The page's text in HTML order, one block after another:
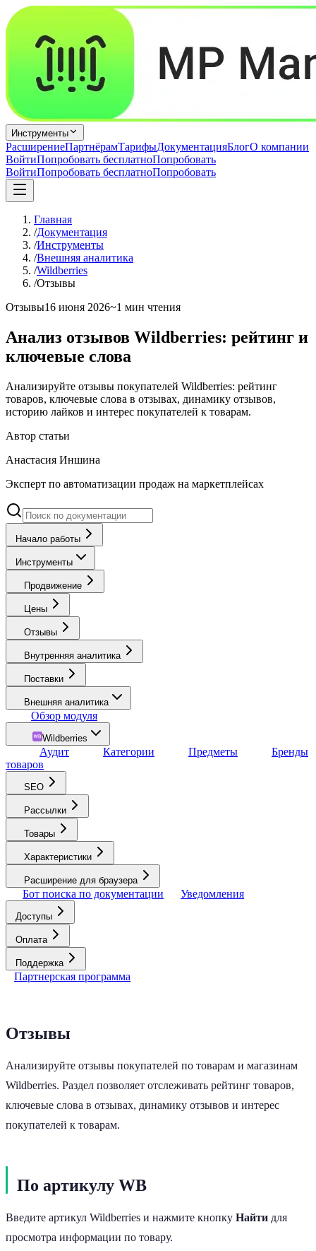
Инструменты
РасширениеПартнёрамТарифыДокументацияБлогО компании
ВойтиПопробовать бесплатноПопробовать
ВойтиПопробовать бесплатноПопробовать
Главная
/Документация
/Инструменты
/Внешняя аналитика
/Wildberries
/Отзывы
Отзывы16 июня 2026~1 мин чтения
Анализ отзывов Wildberries: рейтинг и
ключевые слова
Анализируйте отзывы покупателей Wildberries: рейтинг
товаров, ключевые слова в отзывах, динамику отзывов,
историю лайков и интерес покупателей к товарам.
Автор статьи
Анастасия Иншина
Эксперт по автоматизации продаж на маркетплейсах
Начало работы
Инструменты
Продвижение
Цены
Отзывы
Внутренняя аналитика
Поставки
Внешняя аналитика
Обзор модуля
Wildberries
Аудит Категории Предметы
Бренды
товаров
SEO
Рассылки
Товары
Характеристики
Расширение для браузера
Бот поиска по документации Уведомления
Доступы
Оплата
Поддержка
Партнерская программа
Отзывы
Анализируйте отзывы покупателей по товарам и магазинам
Wildberries. Раздел позволяет отслеживать рейтинг товаров,
ключевые слова в отзывах, динамику отзывов и интерес
покупателей к товарам.
По артикулу WB
Введите артикул Wildberries и нажмите кнопку Найти для
просмотра информации по товару.